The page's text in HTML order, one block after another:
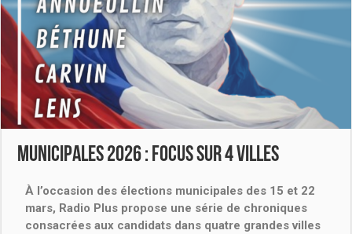
MUNICIPALES 2026 : Focus sur 4 villes
À l’occasion des élections municipales des 15 et 22
mars, Radio Plus propose une série de chroniques
consacrées aux candidats dans quatre grandes villes